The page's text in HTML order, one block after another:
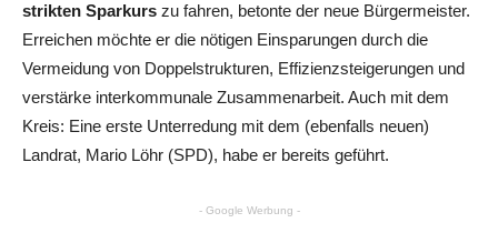
strikten Sparkurs zu fahren, betonte der neue Bürgermeister.
Erreichen möchte er die nötigen Einsparungen durch die
Vermeidung von Doppelstrukturen, Effizienzsteigerungen und
verstärke interkommunale Zusammenarbeit. Auch mit dem
Kreis: Eine erste Unterredung mit dem (ebenfalls neuen)
Landrat, Mario Löhr (SPD), habe er bereits geführt.
- Google Werbung -